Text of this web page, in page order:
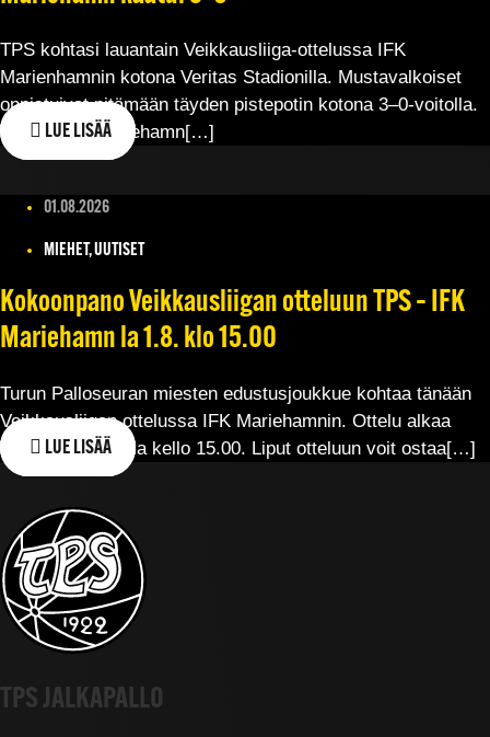
TPS kohtasi lauantain Veikkausliiga-ottelussa IFK
Marienhamnin kotona Veritas Stadionilla. Mustavalkoiset
onnistuivat pitämään täyden pistepotin kotona 3–0-voitolla.
TPS ja IFK Mariehamn[…]
LUE LISÄÄ
01.08.2026
MIEHET, UUTISET
Kokoonpano Veikkausliigan otteluun TPS – IFK
Mariehamn la 1.8. klo 15.00
Turun Palloseuran miesten edustusjoukkue kohtaa tänään
Veikkausliigan ottelussa IFK Mariehamnin. Ottelu alkaa
Veritas Stadionilla kello 15.00. Liput otteluun voit ostaa[…]
LUE LISÄÄ
TPS JALKAPALLO